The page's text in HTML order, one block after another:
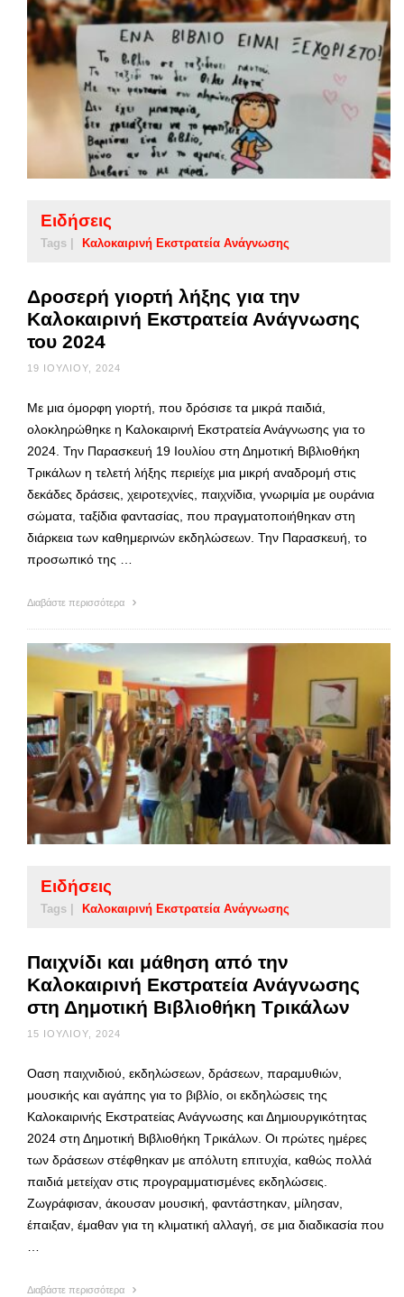
Ειδήσεις
Tags | Καλοκαιρινή Εκστρατεία Ανάγνωσης
Δροσερή γιορτή λήξης για την
Καλοκαιρινή Εκστρατεία Ανάγνωσης
του 2024
19 ΙΟΥΛΊΟΥ, 2024
Με μια όμορφη γιορτή, που δρόσισε τα μικρά παιδιά,
ολοκληρώθηκε η Καλοκαιρινή Εκστρατεία Ανάγνωσης για το
2024. Την Παρασκευή 19 Ιουλίου στη Δημοτική Βιβλιοθήκη
Τρικάλων η τελετή λήξης περιείχε μια μικρή αναδρομή στις
δεκάδες δράσεις, χειροτεχνίες, παιχνίδια, γνωριμία με ουράνια
σώματα, ταξίδια φαντασίας, που πραγματοποιήθηκαν στη
διάρκεια των καθημερινών εκδηλώσεων. Την Παρασκευή, το
προσωπικό της …
Διαβάστε περισσότερα
Ειδήσεις
Tags | Καλοκαιρινή Εκστρατεία Ανάγνωσης
Παιχνίδι και μάθηση από την
Καλοκαιρινή Εκστρατεία Ανάγνωσης
στη Δημοτική Βιβλιοθήκη Τρικάλων
15 ΙΟΥΛΊΟΥ, 2024
Οαση παιχνιδιού, εκδηλώσεων, δράσεων, παραμυθιών,
μουσικής και αγάπης για το βιβλίο, οι εκδηλώσεις της
Καλοκαιρινής Εκστρατείας Ανάγνωσης και Δημιουργικότητας
2024 στη Δημοτική Βιβλιοθήκη Τρικάλων. Οι πρώτες ημέρες
των δράσεων στέφθηκαν με απόλυτη επιτυχία, καθώς πολλά
παιδιά μετείχαν στις προγραμματισμένες εκδηλώσεις.
Ζωγράφισαν, άκουσαν μουσική, φαντάστηκαν, μίλησαν,
έπαιξαν, έμαθαν για τη κλιματική αλλαγή, σε μια διαδικασία που
…
Διαβάστε περισσότερα